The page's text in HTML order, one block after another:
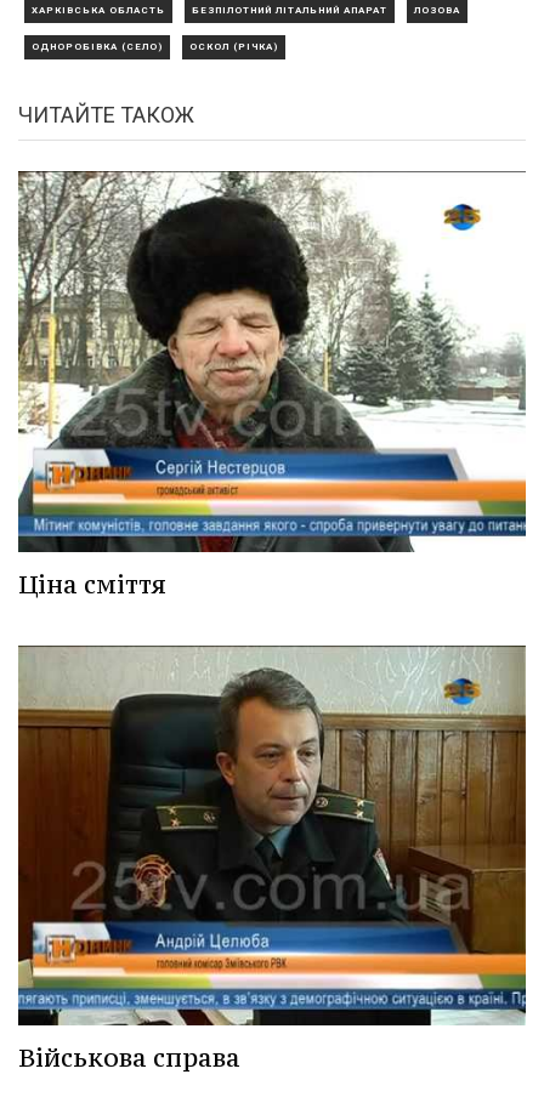
ХАРКІВСЬКА ОБЛАСТЬ БЕЗПІЛОТНИЙ ЛІТАЛЬНИЙ АПАРАТ ЛОЗОВА
ОДНОРОБІВКА (СЕЛО) ОСКОЛ (РІЧКА)
ЧИТАЙТЕ ТАКОЖ
Ціна сміття
Військова справа